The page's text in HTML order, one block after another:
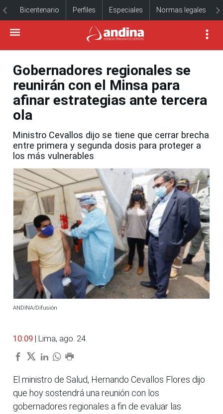
Bicentenario Perfiles Especiales Normas legales
Gobernadores regionales se
reunirán con el Minsa para
afinar estrategias ante tercera
ola
Ministro Cevallos dijo se tiene que cerrar brecha
entre primera y segunda dosis para proteger a
los más vulnerables
ANDINA/Difusión
10:09 | Lima, ago. 24.
El ministro de Salud, Hernando Cevallos Flores dijo
que hoy sostendrá una reunión con los
gobernadores regionales a fin de evaluar las